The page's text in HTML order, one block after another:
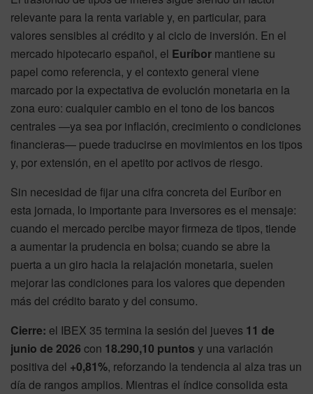
relevante para la renta variable y, en particular, para
valores sensibles al crédito y al ciclo de inversión. En el
mercado hipotecario español, el Euríbor mantiene su
papel como referencia, y el contexto general viene
marcado por la expectativa de evolución monetaria en la
zona euro: cualquier cambio en el tono de los bancos
centrales —ya sea por inflación, crecimiento o condiciones
financieras— puede traducirse en movimientos en los tipos
y, por extensión, en el apetito por activos de riesgo.
Sin necesidad de fijar una cifra concreta del Euríbor en
esta jornada, lo importante para inversores es el mensaje:
cuando el mercado percibe mayor firmeza de tipos, tiende
a aumentar la prudencia en bolsa; cuando se abre la
puerta a un giro hacia la relajación monetaria, suelen
mejorar las condiciones para los valores que dependen
más del crédito barato y del consumo.
Cierre: el IBEX 35 termina la sesión del jueves 11 de
junio de 2026 con 18.290,10 puntos y una variación
positiva del +0,81%, reforzando la tendencia al alza tras un
día de rangos amplios. Mientras el índice consolida esta